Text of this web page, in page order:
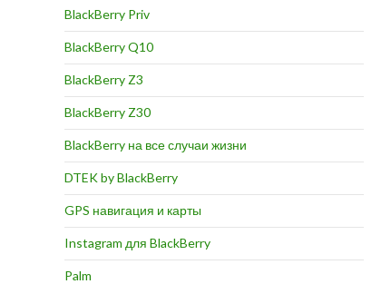
BlackBerry Priv
BlackBerry Q10
BlackBerry Z3
BlackBerry Z30
BlackBerry на все случаи жизни
DTEK by BlackBerry
GPS навигация и карты
Instagram для BlackBerry
Palm